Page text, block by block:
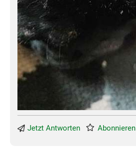
Jetzt Antworten Abonnieren